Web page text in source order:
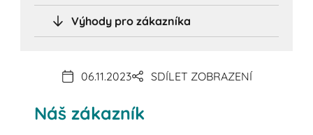
Výhody pro zákazníka
06.11.2023 SDÍLET ZOBRAZENÍ
Náš zákazník